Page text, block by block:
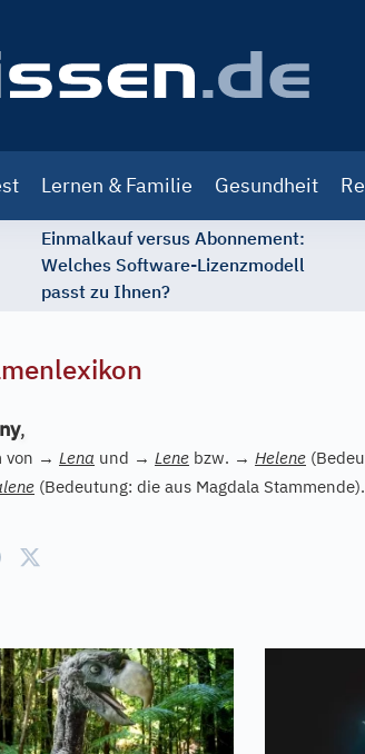
Lernen & Familie Gesundheit
Einmalkauf versus Abonnement:
Welches Software-Lizenzmodell
passt zu Ihnen?
,
von → Lena und → Lene bzw. → Helene
(Bedeutung: die aus Magdala Stammende).